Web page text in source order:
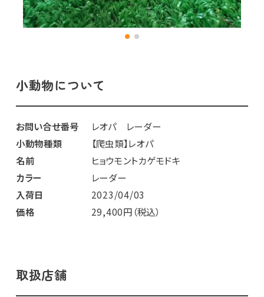
小動物について
お問い合せ番号
レオパ レーダー
小動物種類
【爬虫類】レオパ
名前
ヒョウモントカゲモドキ
カラー
レーダー
入荷日
2023/04/03
価格
29,400円（税込）
取扱店舗